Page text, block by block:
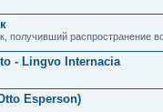
получивший распространение
- Lingvo Internacia
Esperson)